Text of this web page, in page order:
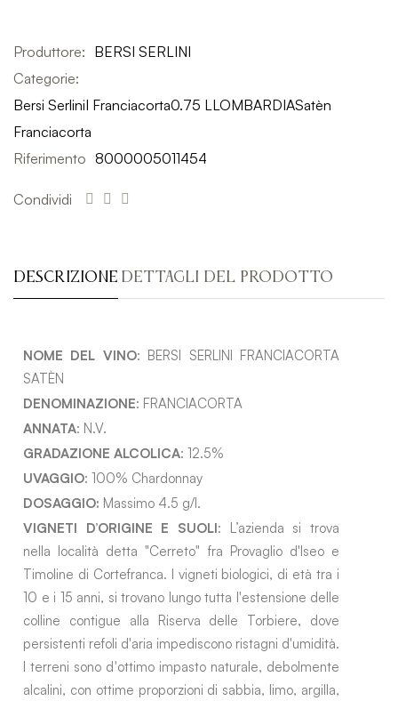
Produttore: BERSI SERLINI
Categorie:
Bersi SerliniI Franciacorta0.75 L LOMBARDIASatèn
Franciacorta
Riferimento 8000005011454
Condividi
DESCRIZIONE DETTAGLI DEL PRODOTTO
NOME DEL VINO: BERSI SERLINI FRANCIACORTA
SATÈN
DENOMINAZIONE: FRANCIACORTA
ANNATA: N.V.
GRADAZIONE ALCOLICA: 12.5%
UVAGGIO: 100% Chardonnay
DOSAGGIO: Massimo 4.5 g/l.
VIGNETI D’ORIGINE E SUOLI: L’azienda si trova
nella località detta "Cerreto" fra Provaglio d'Iseo e
Timoline di Cortefranca. I vigneti biologici, di età tra i
10 e i 15 anni, si trovano lungo tutta l'estensione delle
colline contigue alla Riserva delle Torbiere, dove
persistenti refoli d'aria impediscono ristagni d'umidità.
I terreni sono d'ottimo impasto naturale, debolmente
alcalini, con ottime proporzioni di sabbia, limo, argilla,